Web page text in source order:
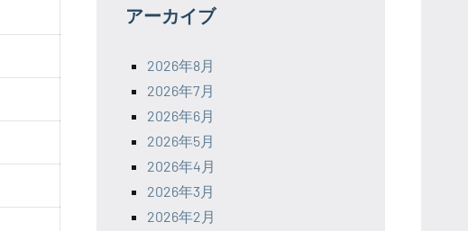
アーカイブ
2026年8月
2026年7月
2026年6月
2026年5月
2026年4月
2026年3月
2026年2月